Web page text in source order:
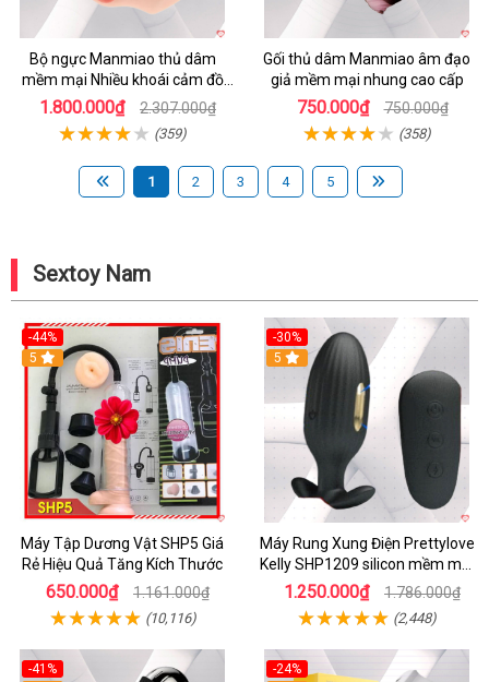
Bộ ngực Manmiao thủ dâm
mềm mại Nhiều khoái cảm đồ
chơi người lớn
1.800.000₫ 2.307.000₫
(359)
Gối thủ dâm Manmiao âm đạo
giả mềm mại nhung cao cấp
750.000₫ 750.000₫
(358)
1 2 3 4 5
Sextoy Nam
-44%
5
Máy Tập Dương Vật SHP5 Giá
Rẻ Hiệu Quả Tăng Kích Thước
650.000₫ 1.161.000₫
(10,116)
-30%
5
Máy Rung Xung Điện Prettylove
Kelly SHP1209 silicon mềm mại
tiện lợi
1.250.000₫ 1.786.000₫
(2,448)
-41% -24%